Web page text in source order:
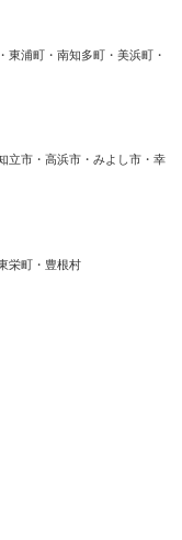
東浦町・南知多町・美浜町・
立市・高浜市・みよし市・幸
栄町・豊根村